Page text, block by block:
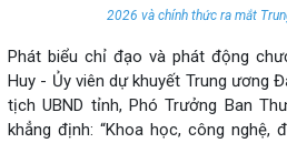
2026 và chính thức ra mắt
Phát biểu chỉ đạo và phát động
Huy - Ủy viên dự khuyết Trung ương
tịch UBND tỉnh, Phó Trưởng Ban
khẳng định: “Khoa học, công nghệ,